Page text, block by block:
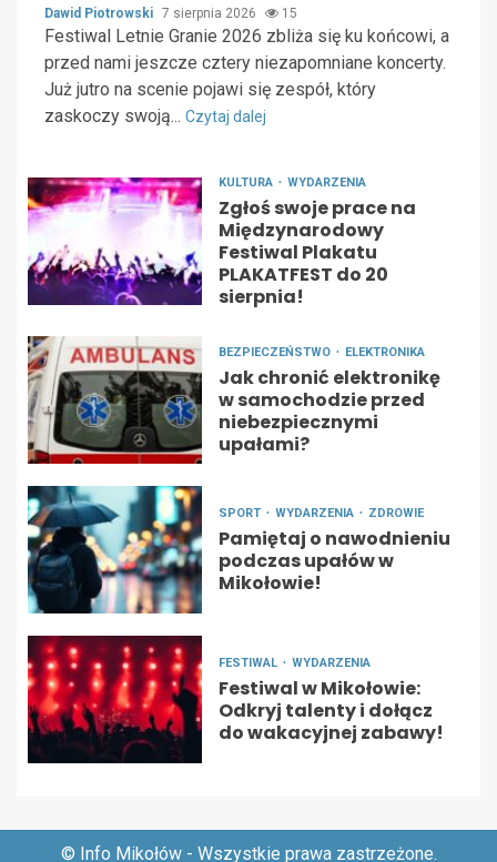
Dawid Piotrowski 7 sierpnia 2026 15
Festiwal Letnie Granie 2026 zbliża się ku końcowi, a
przed nami jeszcze cztery niezapomniane koncerty.
Już jutro na scenie pojawi się zespół, który
zaskoczy swoją... Czytaj dalej
KULTURA WYDARZENIA
Zgłoś swoje prace na
Międzynarodowy
Festiwal Plakatu
PLAKATFEST do 20
sierpnia!
BEZPIECZEŃSTWO ELEKTRONIKA
Jak chronić elektronikę
w samochodzie przed
niebezpiecznymi
upałami?
SPORT WYDARZENIA ZDROWIE
Pamiętaj o nawodnieniu
podczas upałów w
Mikołowie!
FESTIWAL WYDARZENIA
Festiwal w Mikołowie:
Odkryj talenty i dołącz
do wakacyjnej zabawy!
© Info Mikołów - Wszystkie prawa zastrzeżone.